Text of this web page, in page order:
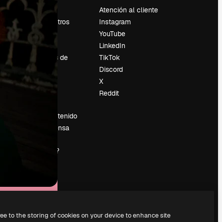
Precios
Sobre nosotros
Reviews
Empleo
Tendencias de
búsqueda
Blog
Eventos
Vender contenido
Sala de prensa
magnific.ai?
Atención al cliente
Instagram
YouTube
LinkedIn
TikTok
Discord
X
Reddit
to the storing of cookies on your device to enhance site